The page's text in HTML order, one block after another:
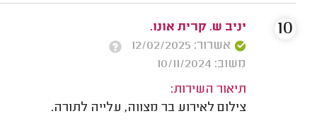
יניב ש. קרית אונו.
אשרור: 12/02/2025
משוב: 10/11/2024
תיאור השירות:
צילום לאירוע בר מצווה, עלייה לתורה.
10